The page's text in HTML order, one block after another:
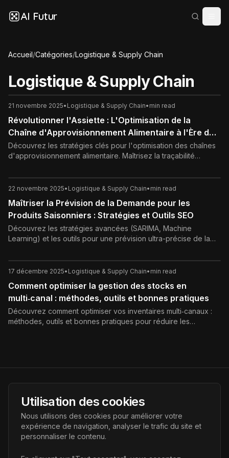
AI Futur
Accueil/Catégories/Logistique & Supply Chain
Logistique & Supply Chain
21 novembre 2025• Logistique & Supply Chain• min read
Révolutionner l'Assiette : L'Optimisation de la
Chaîne d'Approvisionnement Alimentaire à l'Ère du
Numérique
Découvrez les stratégies clés pour l'optimisation des chaînes
d'approvisionnement alimentaire. Maîtrisez la traçabilité
les meilleures pratiques pour une CA alimentaire plus efficace,
agile et durable.
22 novembre 2025• Logistique & Supply Chain• min read
Maîtriser la Prévision de la Demande pour les
Produits Saisonniers : Stratégies et Outils SEO
Découvrez les stratégies avancées (SARIMA, Machine
Learning) et les outils pour une prévision ultra-précise de la
optimiser vos stocks et votre S&OP.
17 décembre 2025• Logistique & Supply Chain• min read
Comment optimiser la gestion des stocks en
multi‑canal : méthodes, outils et bonnes pratiques
Découvrez comment optimiser vos inventaires multi‑canaux :
méthodes, outils et bonnes pratiques pour réduire les
AI Futur
Portail de l'avenir de l'intelligence artificielle, vous aidant à
découvrir les dernières technologies IA.
Liens
Utilisation des cookies
Nous utilisons des cookies pour améliorer votre
expérience de navigation, analyser le trafic du site et
personnaliser le contenu.